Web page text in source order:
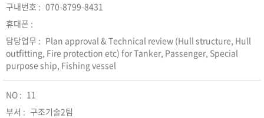
070-8799-8431
Plan approval & Technical review (Hull structure, Hull
outfitting, Fire protection etc) for Tanker, Passenger, Special
purpose ship, Fishing vessel
11
구조기술2팀